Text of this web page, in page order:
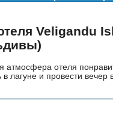
Veligandu
атмосфера отеля
лагуне и провести вечер